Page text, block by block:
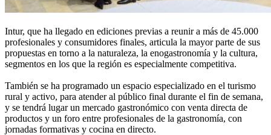
Intur, que ha llegado en ediciones previas a reunir a más de 45.000
profesionales y consumidores finales, articula la mayor parte de sus
propuestas en torno a la naturaleza, la enogastronomía y la cultura,
segmentos en los que la región es especialmente competitiva.
También se ha programado un espacio especializado en el turismo
rural y activo, para atender al público final durante el fin de semana,
y se tendrá lugar un mercado gastronómico con venta directa de
productos y un foro entre profesionales de la gastronomía, con
jornadas formativas y cocina en directo.